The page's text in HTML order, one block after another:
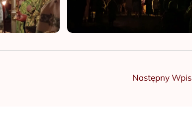
Następny Wpis